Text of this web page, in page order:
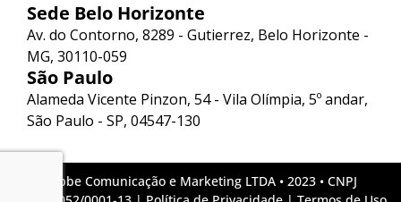
Sede Belo Horizonte
Av. do Contorno, 8289 - Gutierrez, Belo Horizonte -
MG, 30110-059
São Paulo
Alameda Vicente Pinzon, 54 - Vila Olímpia, 5º andar,
São Paulo - SP, 04547-130
Lebbe Comunicação e Marketing LTDA • 2023 • CNPJ